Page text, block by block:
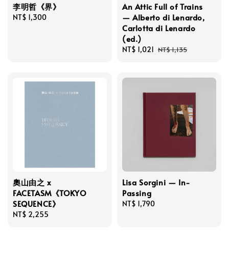
李明哲《界》
Regular
NT$ 1,300
An Attic Full of Trains
— Alberto di Lenardo,
Carlotta di Lenardo
(ed.)
Sale
NT$ 1,021 Regular
NT$ 1,135
奧山由之 x
FACETASM《TOKYO
SEQUENCE》
Regular
NT$ 2,255
Lisa Sorgini — In-
Passing
Regular
NT$ 1,790